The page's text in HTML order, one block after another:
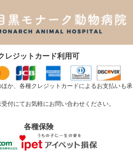
レジットカード利用可
か、各種クレジットカードによるお支払いも承
付にてお気軽にお問い合わせください。
各種保険